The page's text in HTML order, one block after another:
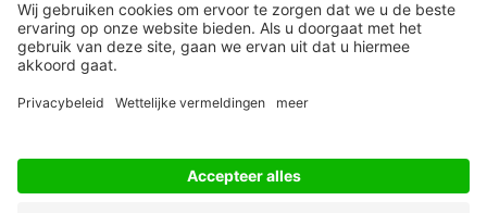
Privacy Statement
Algemene Voorwaarden